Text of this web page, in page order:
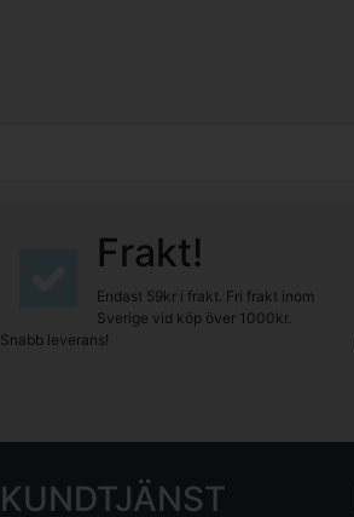
Frakt!
Endast 59kr i frakt. Fri frakt inom
Sverige vid köp över 1000kr.
Snabb leverans!
KUNDTJÄNST